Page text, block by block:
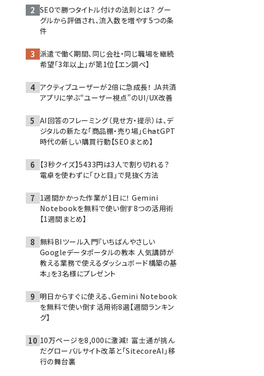
SEOで勝つタイトル付けの法則とは？ グー
グルから評価され、流入数を増やす5つの条
件
派遣で働く期間、同じ会社・同じ職場を継続
希望「3年以上」が第1位【エン調べ】
アクティブユーザーが2倍に急成長！ JA共済
アプリに学ぶ“ユーザー視点”のUI/UX改善
AI回答のフレーミング（見せ方・提示）は、デ
ジタルの新たな「商品棚・売り場」――ChatGPT
時代の新しい購買行動【SEOまとめ】
【3秒クイズ】5433円は3人で割り切れる？
電卓を使わずに「ひと目」で見抜く方法
1週間かかった作業が1日に！ Gemini
Notebookを無料で使い倒す8つの活用術
【1週間まとめ】
無料BIツール入門『いちばんやさしい
Googleデータポータルの教本 人気講師が
教える業務で使えるダッシュボード構築の基
本』を3名様にプレゼント
明日からすぐに使える、Gemini Notebook
を無料で使い倒す活用術8選【週間ランキン
グ】
10万ページを8,000に激減！ 富士通が挑ん
だグローバルサイト改革と「SitecoreAI」移
行の舞台裏